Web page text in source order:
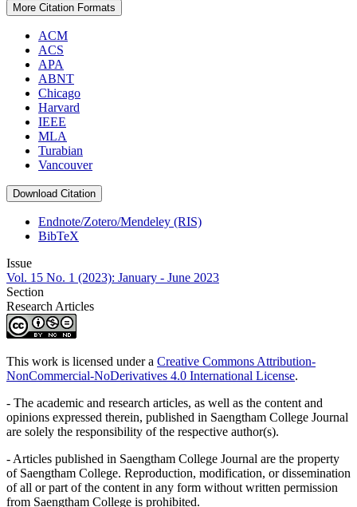
More Citation Formats
ACM
ACS
APA
ABNT
Chicago
Harvard
IEEE
MLA
Turabian
Vancouver
Download Citation
Endnote/Zotero/Mendeley (RIS)
BibTeX
Issue
Vol. 15 No. 1 (2023): January - June 2023
Section
Research Articles
This work is licensed under a Creative Commons Attribution-
NonCommercial-NoDerivatives 4.0 International License.
- The academic and research articles, as well as the content and
opinions expressed therein, published in Saengtham College Journal
are solely the responsibility of the respective author(s).
- Articles published in Saengtham College Journal are the property
of Saengtham College. Reproduction, modification, or dissemination
of all or part of the content in any form without written permission
from Saengtham College is prohibited.